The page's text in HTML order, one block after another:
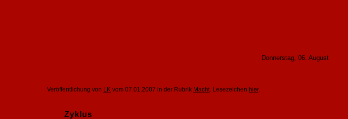
Donnerstag, 06. August
Veröffentlichung von LK vom 07.01.2007 in der Rubrik Macht. Lesezeichen hier.
Zyklus